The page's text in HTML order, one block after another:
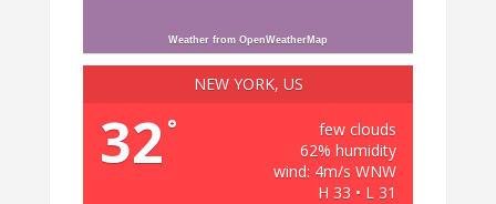
Weather from OpenWeatherMap
NEW YORK, US
32 °
few clouds
62% humidity
wind: 4m/s WNW
H 33 • L 31